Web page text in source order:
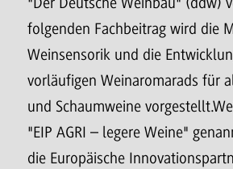
folgenden Fachbeitrag wird die
Weinsensorik und die
vorläufigen Weinaromarads für
und Schaumweine
"EIP AGRI – legere Weine"
die Europäische